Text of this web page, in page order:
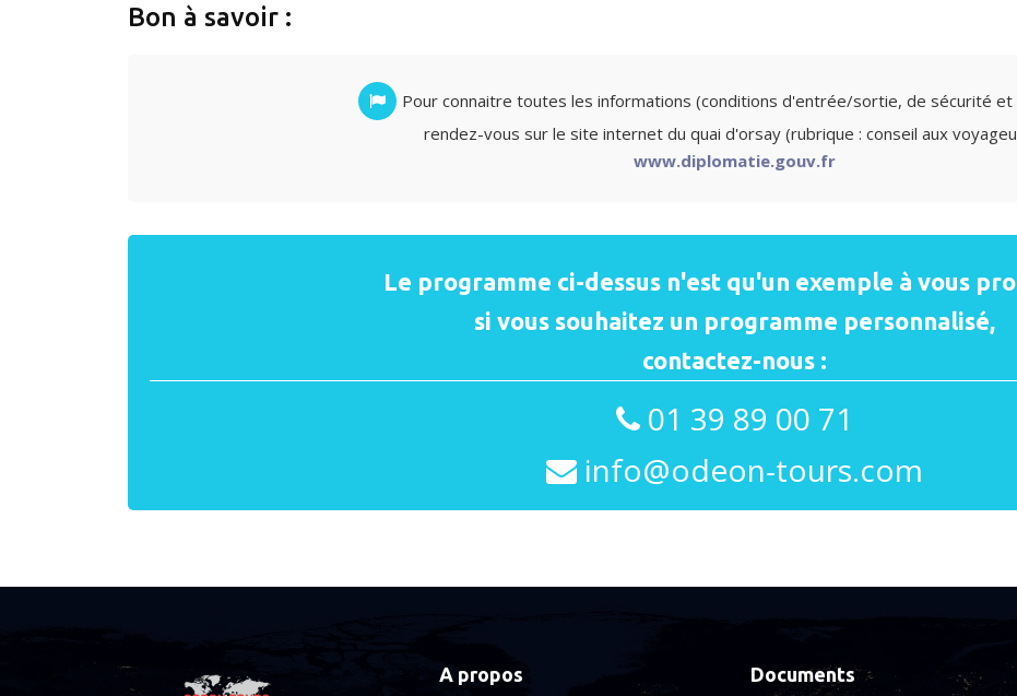
Bon à savoir :
Pour connaitre toutes les informations (conditions d'entrée/sortie, de sécurité et
rendez-vous sur le site internet du quai d'orsay (rubrique : conseil aux
www.diplomatie.gouv.fr
Le programme ci-dessus n'est qu'un exemple à vous
si vous souhaitez un programme personnalisé,
contactez-nous :
01 39 89 00 71
info@odeon-tours.com
A propos Documents